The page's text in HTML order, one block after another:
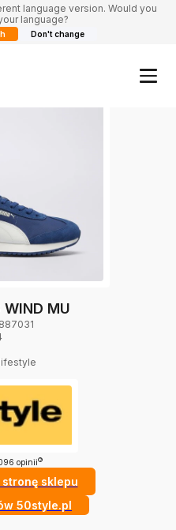
language version. Would you
language?
Don't change
WIND MU
opinii ?
sklepu
50style.pl